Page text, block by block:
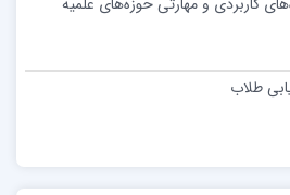
طلاب